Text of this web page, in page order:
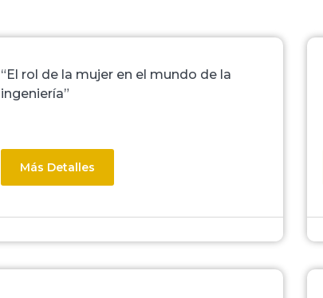
“El rol de la mujer en el mundo de la
ingeniería”
Más Detalles